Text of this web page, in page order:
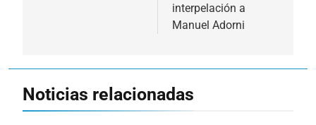
interpelación a
Manuel Adorni
Noticias relacionadas